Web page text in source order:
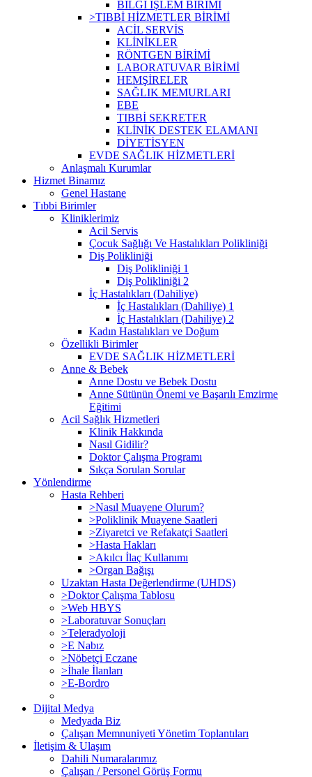
BİLGİ İŞLEM BİRİMİ
>TIBBİ HİZMETLER BİRİMİ
ACİL SERVİS
KLİNİKLER
RÖNTGEN BİRİMİ
LABORATUVAR BİRİMİ
HEMŞİRELER
SAĞLIK MEMURLARI
EBE
TIBBİ SEKRETER
KLİNİK DESTEK ELAMANI
DİYETİSYEN
EVDE SAĞLIK HİZMETLERİ
Anlaşmalı Kurumlar
Hizmet Binamız
Genel Hastane
Tıbbi Birimler
Kliniklerimiz
Acil Servis
Çocuk Sağlığı Ve Hastalıkları Polikliniği
Diş Polikliniği
Diş Polikliniği 1
Diş Polikliniği 2
İç Hastalıkları (Dahiliye)
İç Hastalıkları (Dahiliye) 1
İç Hastalıkları (Dahiliye) 2
Kadın Hastalıkları ve Doğum
Özellikli Birimler
EVDE SAĞLIK HİZMETLERİ
Anne & Bebek
Anne Dostu ve Bebek Dostu
Anne Sütünün Önemi ve Başarılı Emzirme
Eğitimi
Acil Sağlık Hizmetleri
Klinik Hakkında
Nasıl Gidilir?
Doktor Çalışma Programı
Sıkça Sorulan Sorular
Yönlendirme
Hasta Rehberi
>Nasıl Muayene Olurum?
>Poliklinik Muayene Saatleri
>Ziyaretci ve Refakatçi Saatleri
>Hasta Hakları
>Akılcı İlaç Kullanımı
>Organ Bağışı
Uzaktan Hasta Değerlendirme (UHDS)
>Doktor Çalışma Tablosu
>Web HBYS
>Laboratuvar Sonuçları
>Teleradyoloji
>E Nabız
>Nöbetçi Eczane
>İhale İlanları
>E-Bordro
Dijital Medya
Medyada Biz
Çalışan Memnuniyeti Yönetim Toplantıları
İletişim & Ulaşım
Dahili Numaralarımız
Çalışan / Personel Görüş Formu